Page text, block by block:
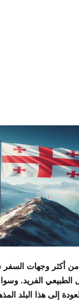
أكثر وجهات
الطبيعي الفريد.
إلى هذا البلد